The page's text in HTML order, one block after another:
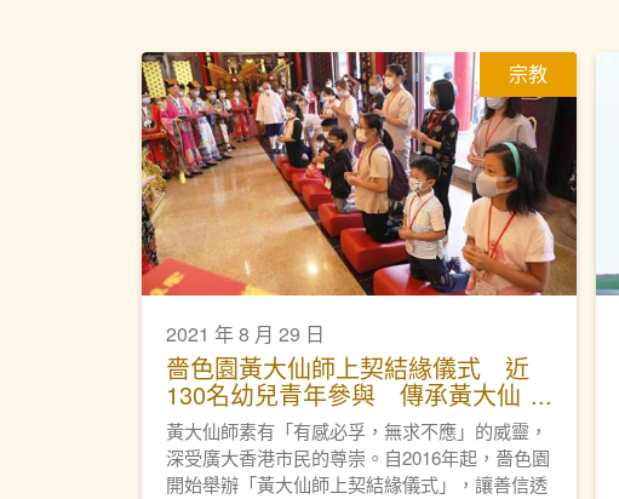
宗教
2021 年 8 月 29 日
嗇色園黃大仙師上契結緣儀式 近
130名幼兒青年參與 傳承黃大仙
信俗文化
黃大仙師素有「有感必孚，無求不應」的威靈，
深受廣大香港市民的尊崇。自2016年起，嗇色園
開始舉辦「黃大仙師上契結緣儀式」，讓善信透